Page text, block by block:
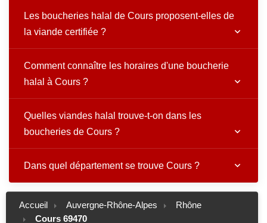
Les boucheries halal de Cours proposent-elles de
la viande certifiée ?
Comment connaître les horaires d'une boucherie
halal à Cours ?
Quelles viandes halal trouve-t-on dans les
boucheries de Cours ?
Dans quel département se trouve Cours ?
Accueil Auvergne-Rhône-Alpes
Rhône
Cours 69470